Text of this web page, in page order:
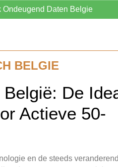
Ondeugend Daten Belgie
BELGIE
De
Actieve 50-
en de steeds